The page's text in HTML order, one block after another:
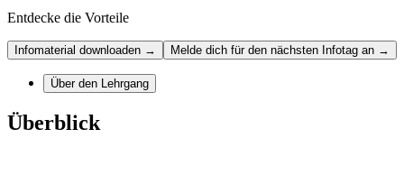
Entdecke die Vorteile
Infomaterial downloaden → Melde dich für den nächsten Infotag an →
Über den Lehrgang
Überblick